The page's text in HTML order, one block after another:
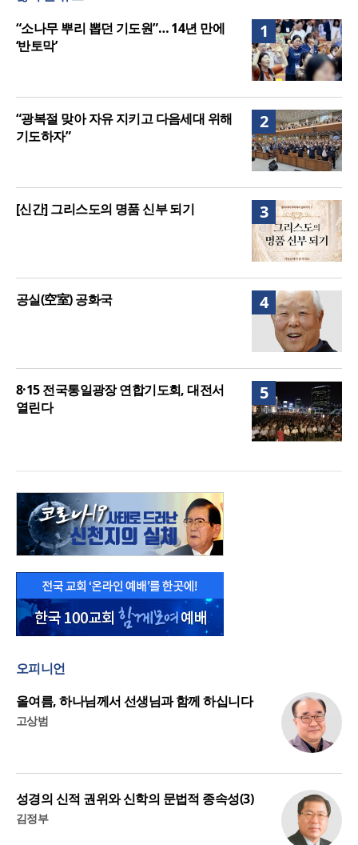
“광복절 맞아 자유 지키고 다음세대 위해 기도하자”
1
“소나무 뿌리 뽑던 기도원”… 14년 만에
‘반토막’
2
“광복절 맞아 자유 지키고 다음세대 위해
기도하자”
3
[신간] 그리스도의 명품 신부 되기
4
공실(空室) 공화국
5
8·15 전국통일광장 연합기도회, 대전서
열린다
오피니언
올여름, 하나님께서 선생님과 함께 하십니다
고상범
성경의 신적 권위와 신학의 문법적 종속성(3)
김정부